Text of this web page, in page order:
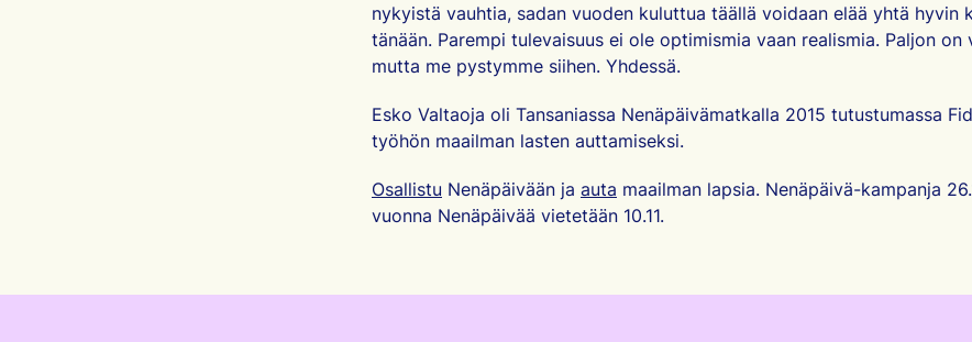
nykyistä vauhtia, sadan vuoden kuluttua täällä voidaan elää yhtä hyvin
tänään. Parempi tulevaisuus ei ole optimismia vaan realismia. Paljon on
mutta me pystymme siihen. Yhdessä.
Esko Valtaoja oli Tansaniassa Nenäpäivämatkalla 2015 tutustumassa
työhön maailman lasten auttamiseksi.
Osallistu Nenäpäivään ja auta maailman lapsia. Nenäpäivä-kampanja
vuonna Nenäpäivää vietetään 10.11.